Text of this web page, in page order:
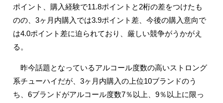
ポイント、購入経験で11.8ポイントと2桁の差をつけたも
のの、3ヶ月内購入では3.9ポイント差、今後の購入意向で
は4.0ポイント差に迫られており、厳しい競争がうかがえ
る。
昨今話題となっているアルコール度数の高いストロング
系チューハイだが、3ヶ月内購入の上位10ブランドのう
ち、6ブランドがアルコール度数7％以上、9％以上に限っ